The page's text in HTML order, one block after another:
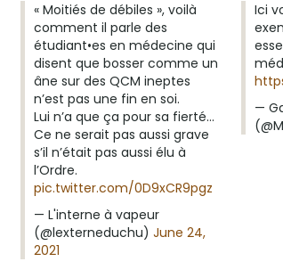
« Moitiés de débiles », voilà
comment il parle des
étudiant•es en médecine qui
disent que bosser comme un
âne sur des QCM ineptes
n’est pas une fin en soi.
Lui n’a que ça pour sa fierté…
Ce ne serait pas aussi grave
s’il n’était pas aussi élu à
l’Ordre.
pic.twitter.com/0D9xCR9pgz
— L'interne à vapeur
(@lexterneduchu) June 24,
2021
Ici
—